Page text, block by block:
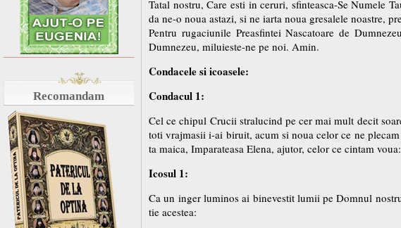
Recomandam
Tatal nostru, Care esti in ceruri, sfinteasca-Se Numele
da ne-o noua astazi, si ne iarta noua gresalele noastre,
Pentru rugaciunile Preasfintei Nascatoare de
Dumnezeu, miluieste-ne pe noi. Amin.
Condacele si icoasele:
Condacul 1:
Cel ce chipul Crucii stralucind pe cer mai mult decit
toti vrajmasii i-ai biruit, acum si noua celor ce ne
ta maica, Imparateasa Elena, ajutor, celor ce cintam
Icosul 1:
Ca un inger luminos ai binevestit lumii pe Domnul
tie acestea: